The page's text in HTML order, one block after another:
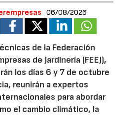
06/08/2026
de la Federación
de Jardinería (FEEJ),
los días 6 y 7 de octubre
reunirán a expertos
para abordar
el cambio climático, la